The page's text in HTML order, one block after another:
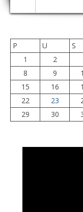
P
U S
1
2
8
9
15
16
22
23
29
30